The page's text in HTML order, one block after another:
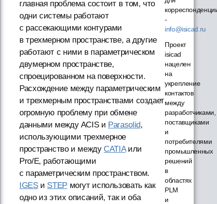
главная проблема состоит в том, что
одни системы работают
с рассекающими контурами
в трехмерном пространстве, а другие
работают с ними в параметрическом
двумерном пространстве,
спроецированном на поверхности.
Расхождение между параметрическим
и трехмерным пространствами создает
огромную проблему при обмене
данными между ACIS и Parasolid,
использующими трехмерное
пространство и между CATIAили
Pro/E, работающими
с параметрическим пространством.
IGESи STEPмогут использовать как
одно из этих описаний, так и оба
-
info@isicad.ru
Проект
isicad
нацелен
на
укрепление
контактов
между
разработчиками,
поставщиками
и
потребителями
промышленных
решений
в
областях
PLM
и